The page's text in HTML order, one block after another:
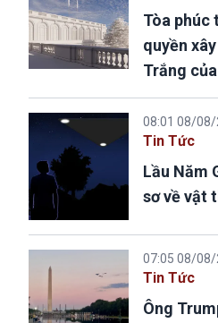
Tòa phúc
quyền
Trắng
08:01 08/08/
Tin Tức
Lầu Năm
sơ về vật
07:05 08/08/
Tin Tức
Ông